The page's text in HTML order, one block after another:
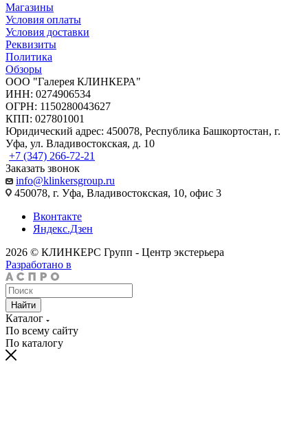
Магазины
Условия оплаты
Условия доставки
Реквизиты
Политика
Обзоры
ООО "Галерея КЛИНКЕРА"
ИНН: 0274906534
ОГРН: 1150280043627
КПП: 027801001
Юридический адрес: 450078, Республика Башкортостан, г.
Уфа, ул. Владивостокская, д. 10
+7 (347) 266-72-21
Заказать звонок
info@klinkersgroup.ru
450078, г. Уфа, Владивостокская, 10, офис 3
Вконтакте
Яндекс.Дзен
2026 © КЛИНКЕРС Групп - Центр экстерьера
Разработано в
Найти
Каталог
По всему сайту
По каталогу